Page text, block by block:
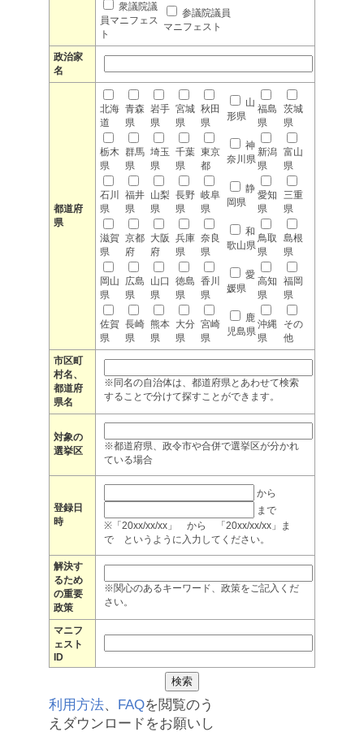
衆議院議
員マニフェス
ト
参議院議員
マニフェスト
政治家
名
都道府
県
北海
道
青森
県
岩手
県
宮城
県
秋田
県
山
形県
福島
県
茨城
県
栃木
県
群馬
県
埼玉
県
千葉
県
東京
都
神
奈川県
新潟
県
富山
県
石川
県
福井
県
山梨
県
長野
県
岐阜
県
静
岡県
愛知
県
三重
県
滋賀
県
京都
府
大阪
府
兵庫
県
奈良
県
和
歌山県
鳥取
県
島根
県
岡山
県
広島
県
山口
県
徳島
県
香川
県
愛
媛県
高知
県
福岡
県
佐賀
県
長崎
県
熊本
県
大分
県
宮崎
県
鹿
児島県
沖縄
県
その
他
市区町
村名、
都道府
県名
※同名の自治体は、都道府県とあわせて検索
することで分けて探すことができます。
対象の
選挙区
※都道府県、政令市や合併で選挙区が分かれ
ている場合
登録日
時
から
まで
※「20xx/xx/xx」 から 「20xx/xx/xx」ま
で というように入力してください。
解決す
るため
の重要
政策
※関心のあるキーワード、政策をご記入くだ
さい。
マニフ
ェスト
ID
利用方法、 FAQを閲覧のう
えダウンロードをお願いし